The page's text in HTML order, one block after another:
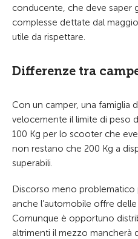
conducente, che deve saper
complesse dettate dal
utile da rispettare.
Differenze tra
Con un camper, una famiglia
velocemente il limite di peso
100 Kg per lo scooter che
non restano che 200 Kg a
superabili.
Discorso meno
anche l’automobile offre
Comunque è opportuno
altrimenti il mezzo mancherà